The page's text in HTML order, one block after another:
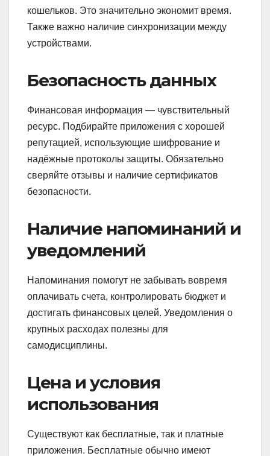
кошельков. Это значительно экономит время.
Также важно наличие синхронизации между
устройствами.
Безопасность данных
Финансовая информация — чувствительный
ресурс. Подбирайте приложения с хорошей
репутацией, использующие шифрование и
надёжные протоколы защиты. Обязательно
сверяйте отзывы и наличие сертификатов
безопасности.
Наличие напоминаний и
уведомлений
Напоминания помогут не забывать вовремя
оплачивать счета, контролировать бюджет и
достигать финансовых целей. Уведомления о
крупных расходах полезны для
самодисциплины.
Цена и условия
использования
Существуют как бесплатные, так и платные
приложения. Бесплатные обычно имеют